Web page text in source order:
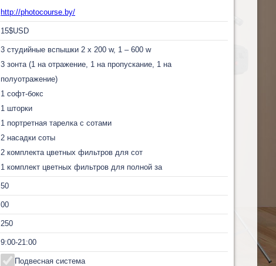
http://photocourse.by/
15$USD
3 студийные вспышки 2 x 200 w, 1 – 600 w
3 зонта (1 на отражение, 1 на пропускание, 1 на
полуотражение)
1 софт-бокс
1 шторки
1 портретная тарелка с сотами
2 насадки соты
2 комплекта цветных фильтров для сот
1 комплект цветных фильтров для полной за
50
00
250
9:00-21:00
Подвесная система